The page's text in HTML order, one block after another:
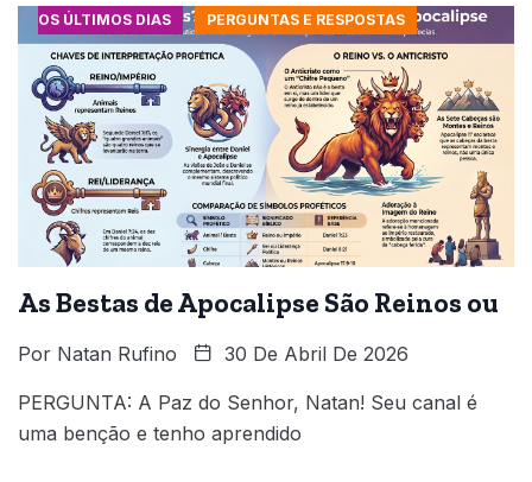
OS ÚLTIMOS DIAS PERGUNTAS E RESPOSTAS
As Bestas de Apocalipse São Reinos ou
Por Natan Rufino 30 De Abril De 2026
PERGUNTA: A Paz do Senhor, Natan! Seu canal é
uma benção e tenho aprendido